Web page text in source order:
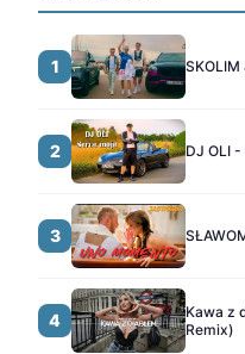
1
2 DJ OLI
3
4
Kawa z
Remix)